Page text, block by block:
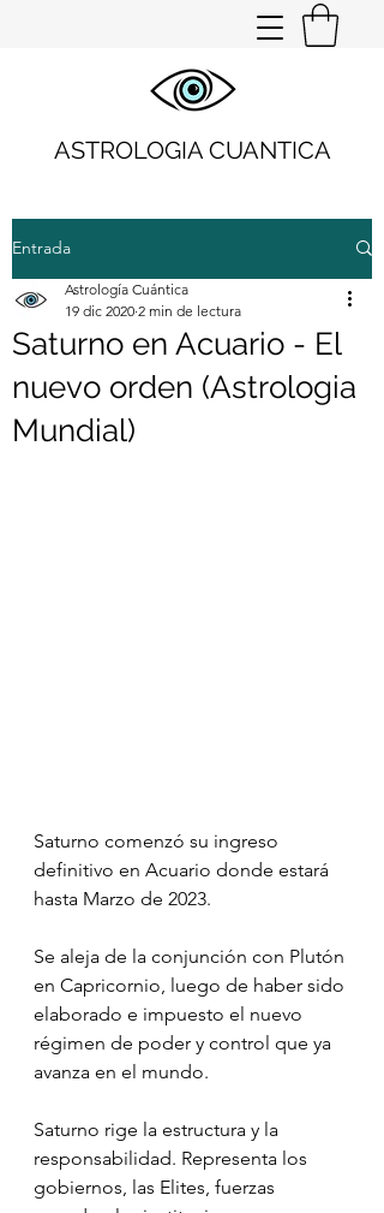
ASTROLOGIA CUANTICA
Entrada
Saturno en Acuario - El
nuevo orden (Astrologia
Mundial)
Astrología Cuántica
19 dic 2020 2 min de lectura
Saturno comenzó su ingreso
definitivo en Acuario donde estará
hasta Marzo de 2023.
Se aleja de la conjunción con Plutón
en Capricornio, luego de haber sido
elaborado e impuesto el nuevo
régimen de poder y control que ya
avanza en el mundo.
Saturno rige la estructura y la
responsabilidad. Representa los
gobiernos, las Elites, fuerzas